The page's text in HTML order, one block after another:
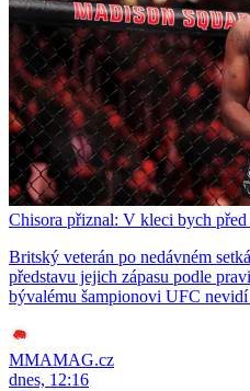
Chisora přiznal: V kleci bych před
Britský veterán po nedávném
představu jejich zápasu podle
bývalému šampionovi UFC nevidí
MMAMAG.cz
dnes, 12:16